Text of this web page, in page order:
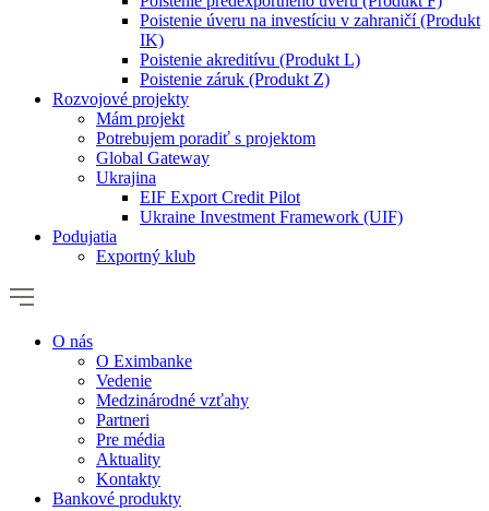
Poistenie úveru na investíciu v zahraničí (Produkt
IK)
Poistenie akreditívu (Produkt L)
Poistenie záruk (Produkt Z)
Rozvojové projekty
Mám projekt
Potrebujem poradiť s projektom
Global Gateway
Ukrajina
EIF Export Credit Pilot
Ukraine Investment Framework (UIF)
Podujatia
Exportný klub
O nás
O Eximbanke
Vedenie
Medzinárodné vzťahy
Partneri
Pre média
Aktuality
Kontakty
Bankové produkty